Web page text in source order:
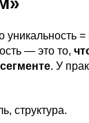
— это то,
. У
структура.